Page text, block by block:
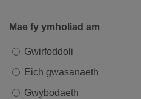
Mae fy ymholiad am
Gwirfoddoli
Eich gwasanaeth
Gwybodaeth